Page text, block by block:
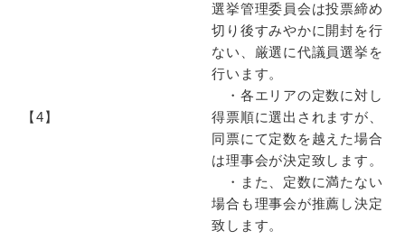
【4】
選挙管理委員会は投票締め
切り後すみやかに開封を行
ない、厳選に代議員選挙を
行います。
・各エリアの定数に対し
得票順に選出されますが、
同票にて定数を越えた場合
は理事会が決定致します。
・また、定数に満たない
場合も理事会が推薦し決定
致します。